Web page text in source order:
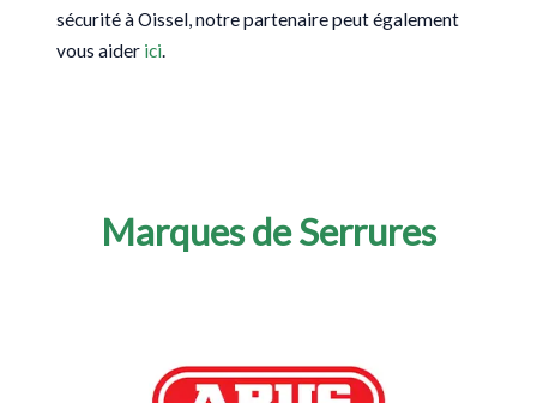
sécurité à Oissel, notre partenaire peut également
vous aider ici.
Marques de Serrures